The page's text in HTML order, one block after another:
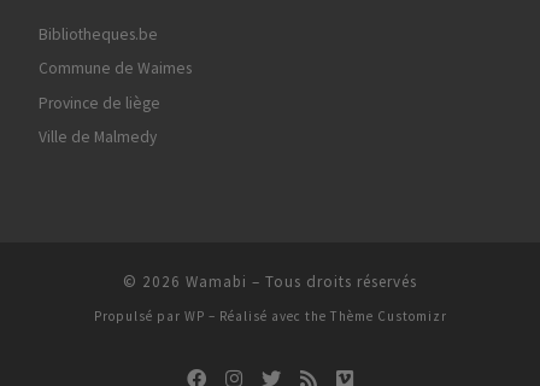
Bibliotheques.be
Commune de Waimes
Province de liège
Ville de Malmedy
© 2026 Wamabi – Tous droits réservés
Propulsé par WP – Réalisé avec the Thème Customizr